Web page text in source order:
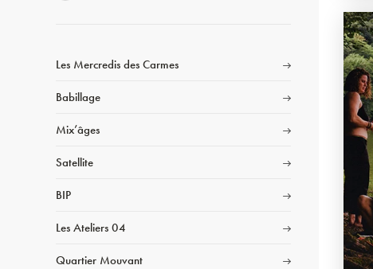
Les Mercredis des Carmes
Babillage
Mix’âges
Satellite
BIP
Les Ateliers 04
Quartier Mouvant